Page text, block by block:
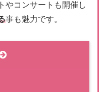
やコンサートも開催し
事も魅力です。